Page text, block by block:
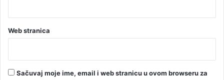
Web stranica
Sačuvaj moje ime, email i web stranicu u ovom browseru za